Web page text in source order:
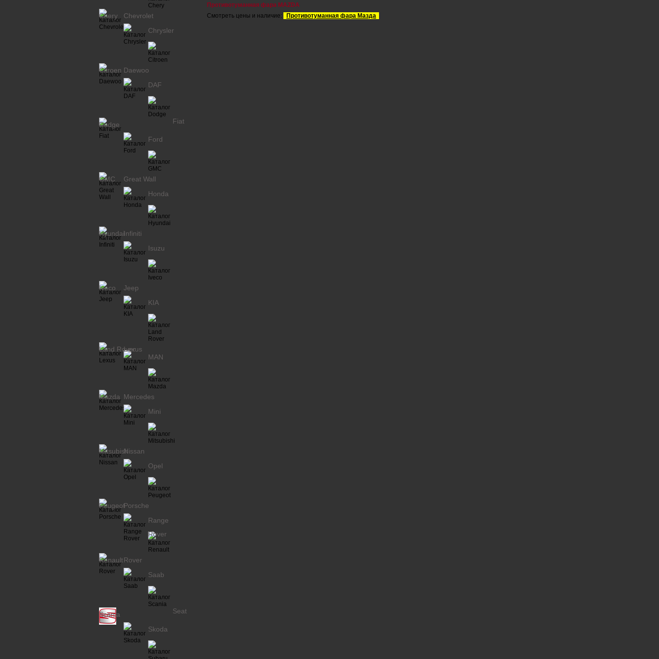
Противотуманная фара MAZDA
Смотреть цены и наличие:
Противотуманная фара Мазда
Chery
Chevrolet
Chrysler
Citroen Daewoo
DAF
Dodge Fiat
Ford
GMC
Great Wall
Honda
HyundaiInfiniti
Isuzu
Iveco
Jeep
KIA
Land Rover
Lexus
MAN
Mazda Mercedes
Mini
MitsubishiNissan
Opel
PeugeotPorsche
Range
Rover
RenaultRover
Saab
Scania Seat
Skoda